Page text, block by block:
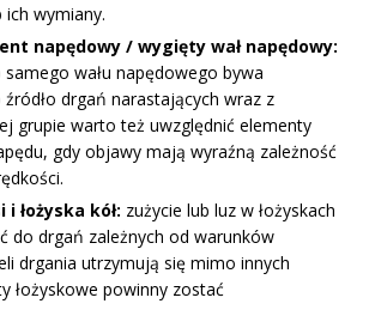
ich wymiany.
napędowy / wygięty wał napędowy:
wału napędowego bywa
drgań narastających wraz z
grupie warto też uwzględnić elementy
gdy objawy mają wyraźną zależność
i łożyska kół: zużycie lub luz w łożyskach
do drgań zależnych od warunków
drgania utrzymują się mimo innych
łożyskowe powinny zostać